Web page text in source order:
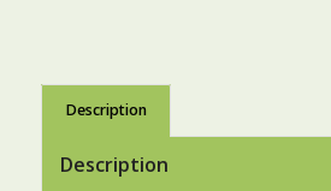
Description
Description